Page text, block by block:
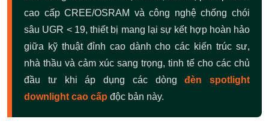
cao cấp CREE/OSRAM và công nghệ chống chói
sâu UGR < 19, thiết bị mang lại sự kết hợp hoàn hảo
giữa kỹ thuật đỉnh cao dành cho các kiến trúc sư,
nhà thầu và cảm xúc sang trọng, tinh tế cho các chủ
đầu tư khi áp dụng các dòngđèn spotlight
downlight cao cấp độc bản này.